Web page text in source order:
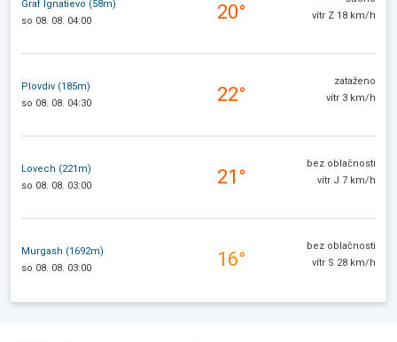
Graf Ignatievo (58m)
so 08. 08. 04:00
20°
vítr Z 18 km/h
Plovdiv (185m)
so 08. 08. 04:30
22°
zataženo
vítr 3 km/h
Lovech (221m)
so 08. 08. 03:00
21°
bez oblačnosti
vítr J 7 km/h
Murgash (1692m)
so 08. 08. 03:00
16°
bez oblačnosti
vítr S 28 km/h